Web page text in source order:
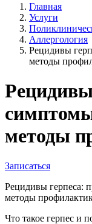
Главная
Услуги
Аллергология
Рецидивы
методы
методы
Записаться
Рецидивы герпеса:
методы
Что такое герпес и